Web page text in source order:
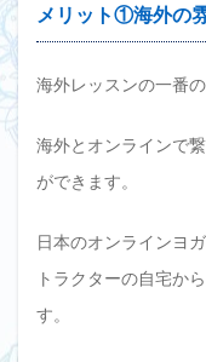
メリット①海外の
海外レッスンの一番
海外とオンラインで
ができます。
日本のオンラインヨ
トラクターの自宅か
す。